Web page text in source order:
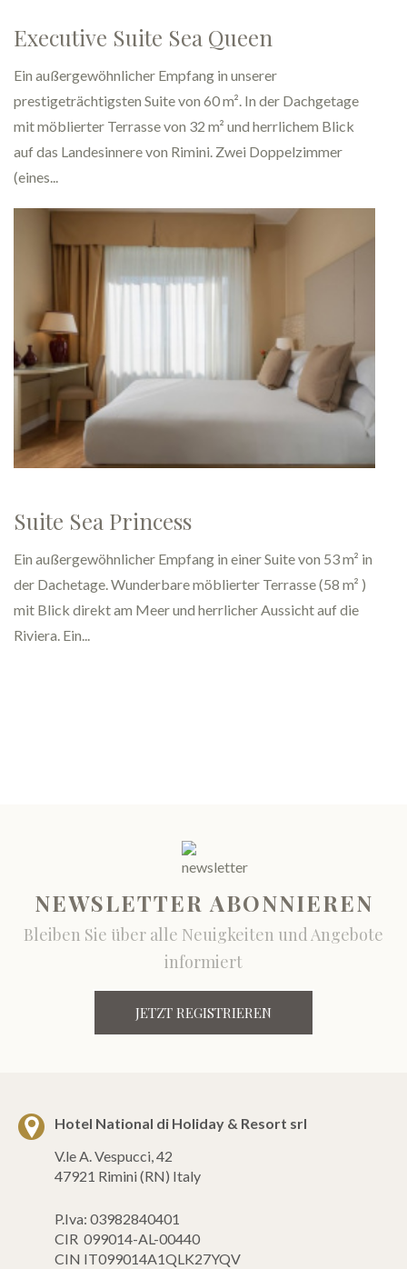
NEWSLETTER ABONNIEREN
Bleiben Sie über alle Neuigkeiten und Angebote
informiert
JETZT REGISTRIEREN
Hotel National di Holiday & Resort srl
V.le A. Vespucci, 42
47921 Rimini (RN) Italy
P.Iva: 03982840401
CIR 099014-AL-00440
CIN IT099014A1QLK27YQV